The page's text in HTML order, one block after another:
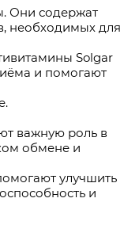
Они содержат
необходимых для
Solgar
и помогают
важную роль в
обмене и
улучшить
и